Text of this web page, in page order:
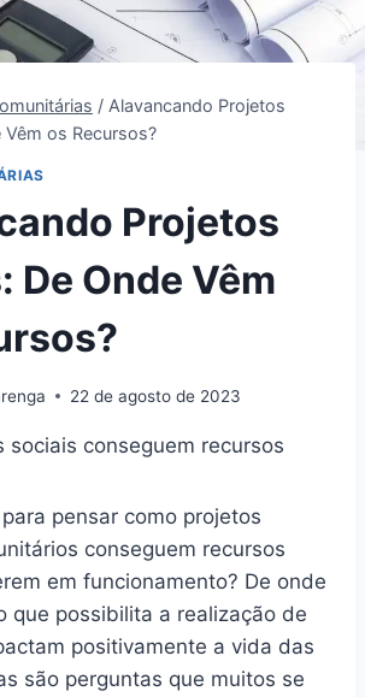
/ Alavancando Projetos
Vêm os Recursos?
Projetos
De Onde Vêm
22 de agosto de 2023
sociais conseguem recursos
pensar como projetos
conseguem recursos
em funcionamento? De onde
que possibilita a realização de
positivamente a vida das
são perguntas que muitos se